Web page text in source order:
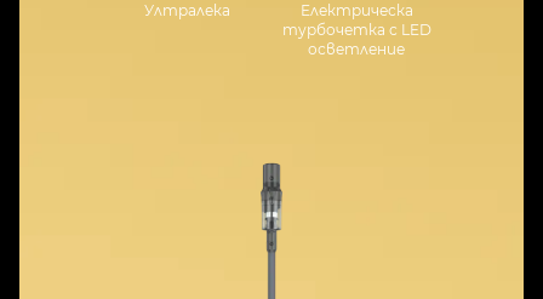
Ултралека
Електрическа
турбочетка с LED
осветление